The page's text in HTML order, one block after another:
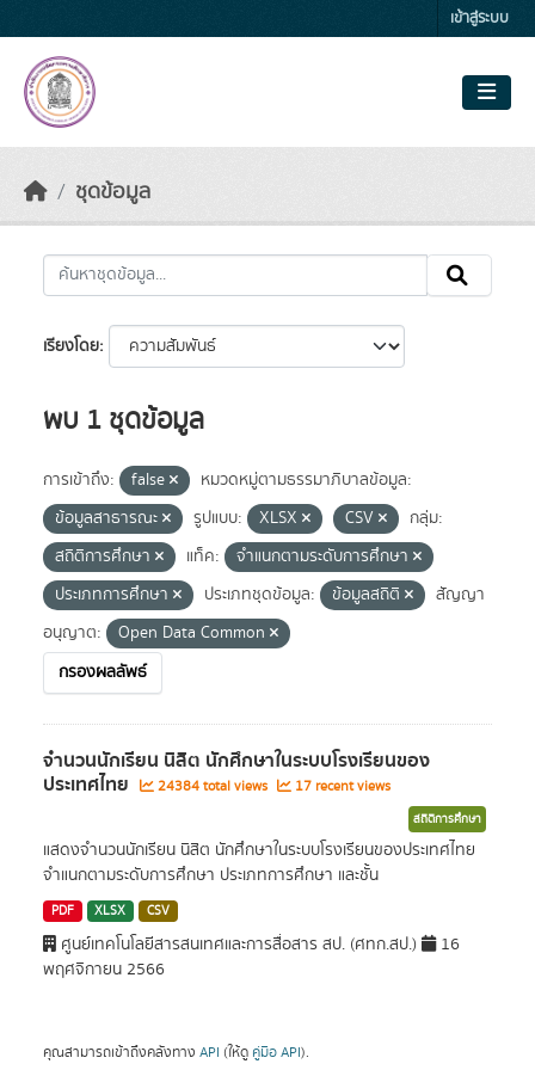
เข้าสู่ระบบ
ชุดข้อมูล
เรียงโดย
พบ 1 ชุดข้อมูล
การเข้าถึง: false
หมวดหมู่ตามธรรมาภิบาลข้อมูล:
ข้อมูลสาธารณะ
รูปแบบ: XLSX CSV
กลุ่ม:
สถิติการศึกษา
แท็ค:
จำแนกตามระดับการศึกษา
ประเภทการศึกษา
ประเภทชุดข้อมูล: ข้อมูลสถิติ
สัญญา
อนุญาต:
Open Data Common
กรองผลลัพธ์
จำนวนนักเรียน นิสิต นักศึกษาในระบบโรงเรียนของ
ประเทศไทย 24384 total views 17 recent views
สถิติการศึกษา
แสดงจำนวนนักเรียน นิสิต นักศึกษาในระบบโรงเรียนของประเทศไทย
จำแนกตามระดับการศึกษา ประเภทการศึกษา และชั้น
PDF XLSX CSV
ศูนย์เทคโนโลยีสารสนเทศและการสื่อสาร สป. (ศทก.สป.)
16
พฤศจิกายน 2566
คุณสามารถเข้าถึงคลังทาง API (ให้ดู คู่มือ API).